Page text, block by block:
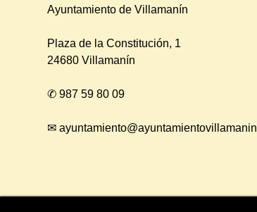
Ayuntamiento de Villamanín
Plaza de la Constitución, 1
24680 Villamanín
✆987 59 80 09
✉